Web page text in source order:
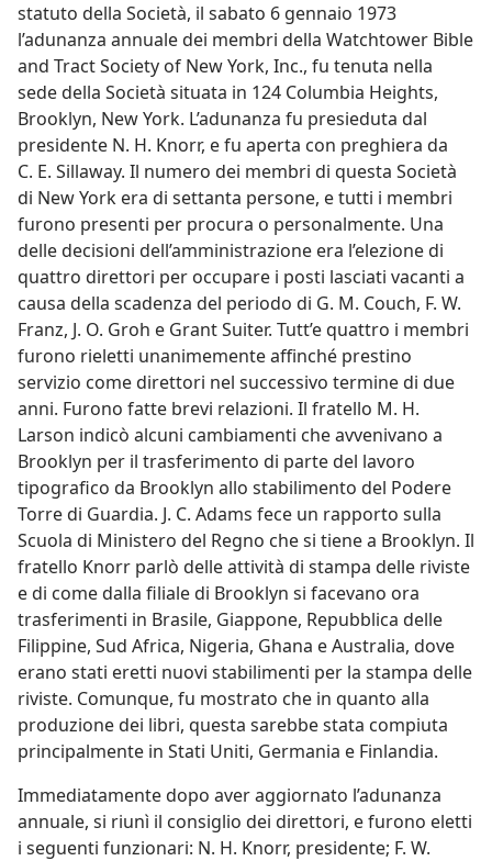
statuto della Società, il sabato 6 gennaio 1973
l’adunanza annuale dei membri della Watchtower Bible
and Tract Society of New York, Inc., fu tenuta nella
sede della Società situata in 124 Columbia Heights,
Brooklyn, New York. L’adunanza fu presieduta dal
presidente N. H. Knorr, e fu aperta con preghiera da
C. E. Sillaway. Il numero dei membri di questa Società
di New York era di settanta persone, e tutti i membri
furono presenti per procura o personalmente. Una
delle decisioni dell’amministrazione era l’elezione di
quattro direttori per occupare i posti lasciati vacanti a
causa della scadenza del periodo di G. M. Couch, F. W.
Franz, J. O. Groh e Grant Suiter. Tutt’e quattro i membri
furono rieletti unanimemente affinché prestino
servizio come direttori nel successivo termine di due
anni. Furono fatte brevi relazioni. Il fratello M. H.
Larson indicò alcuni cambiamenti che avvenivano a
Brooklyn per il trasferimento di parte del lavoro
tipografico da Brooklyn allo stabilimento del Podere
Torre di Guardia. J. C. Adams fece un rapporto sulla
Scuola di Ministero del Regno che si tiene a Brooklyn. Il
fratello Knorr parlò delle attività di stampa delle riviste
e di come dalla filiale di Brooklyn si facevano ora
trasferimenti in Brasile, Giappone, Repubblica delle
Filippine, Sud Africa, Nigeria, Ghana e Australia, dove
erano stati eretti nuovi stabilimenti per la stampa delle
riviste. Comunque, fu mostrato che in quanto alla
produzione dei libri, questa sarebbe stata compiuta
principalmente in Stati Uniti, Germania e Finlandia.
Immediatamente dopo aver aggiornato l’adunanza
annuale, si riunì il consiglio dei direttori, e furono eletti
i seguenti funzionari: N. H. Knorr, presidente; F. W.